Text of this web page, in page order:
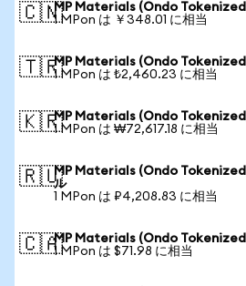
🇨🇳MP Materials (Ondo
1 MPon は ￥348.01 に相当
🇹🇷MP Materials (Ondo
1 MPon は ₺2,460.23 に相当
🇰🇷MP Materials (Ondo
1 MPon は ₩72,617.18 に相当
🇷🇺MP Materials (Ondo
ル
1 MPon は ₽4,208.83 に相当
🇨🇦MP Materials (Ondo
1 MPon は $71.98 に相当